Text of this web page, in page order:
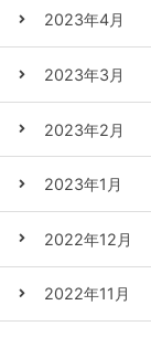
2023年4月
2023年3月
2023年2月
2023年1月
2022年12月
2022年11月